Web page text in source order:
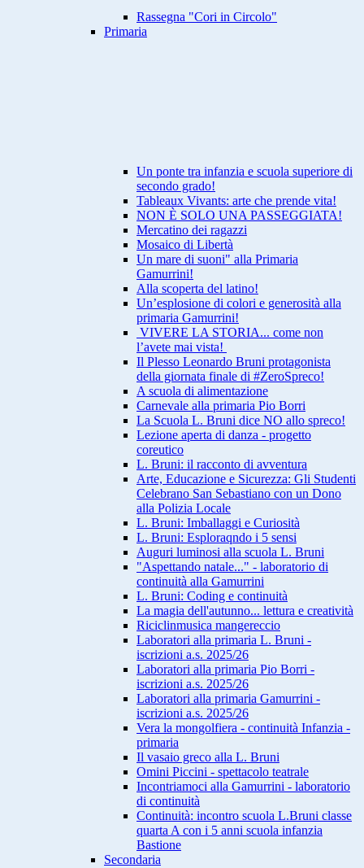
Rassegna "Cori in Circolo"
Primaria
Un ponte tra infanzia e scuola superiore di
secondo grado!
Tableaux Vivants: arte che prende vita!
NON È SOLO UNA PASSEGGIATA!
Mercatino dei ragazzi
Mosaico di Libertà
Un mare di suoni" alla Primaria
Gamurrini!
Alla scoperta del latino!
Un’esplosione di colori e generosità alla
primaria Gamurrini!
VIVERE LA STORIA... come non
l’avete mai vista!
Il Plesso Leonardo Bruni protagonista
della giornata finale di #ZeroSpreco!
A scuola di alimentazione
Carnevale alla primaria Pio Borri
La Scuola L. Bruni dice NO allo spreco!
Lezione aperta di danza - progetto
coreutico
L. Bruni: il racconto di avventura
Arte, Educazione e Sicurezza: Gli Studenti
Celebrano San Sebastiano con un Dono
alla Polizia Locale
L. Bruni: Imballaggi e Curiosità
L. Bruni: Esploraqndo i 5 sensi
Auguri luminosi alla scuola L. Bruni
"Aspettando natale..." - laboratorio di
continuità alla Gamurrini
L. Bruni: Coding e continuità
La magia dell'autunno... lettura e creatività
Riciclinmusica mangereccio
Laboratori alla primaria L. Bruni -
iscrizioni a.s. 2025/26
Laboratori alla primaria Pio Borri -
iscrizioni a.s. 2025/26
Laboratori alla primaria Gamurrini -
iscrizioni a.s. 2025/26
Vera la mongolfiera - continuità Infanzia -
primaria
Il vasaio greco alla L. Bruni
Omini Piccini - spettacolo teatrale
Incontriamoci alla Gamurrini - laboratorio
di continuità
Continuità: incontro scuola L.Bruni classe
quarta A con i 5 anni scuola infanzia
Bastione
Secondaria